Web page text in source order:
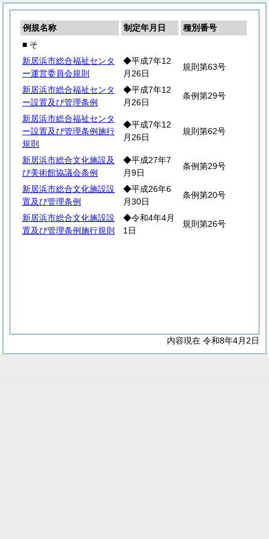
例規名称 制定年月日
種別番号
■ そ
新居浜市総合福祉センタ
ー運営委員会規則
◆平成7年12
月26日
規則第63号
新居浜市総合福祉センタ
ー設置及び管理条例
◆平成7年12
月26日
条例第29号
新居浜市総合福祉センタ
ー設置及び管理条例施行
規則
◆平成7年12
月26日
規則第62号
新居浜市総合文化施設及
び美術館協議会条例
◆平成27年7
月9日
条例第29号
新居浜市総合文化施設設
置及び管理条例
◆平成26年6
月30日
条例第20号
新居浜市総合文化施設設
置及び管理条例施行規則
◆令和4年4月
1日
規則第26号
内容現在 令和8年4月2日